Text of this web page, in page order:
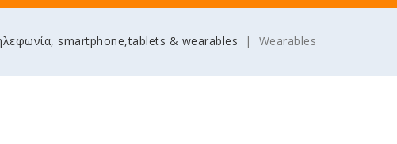
smartphone,tablets & wearables Wearables